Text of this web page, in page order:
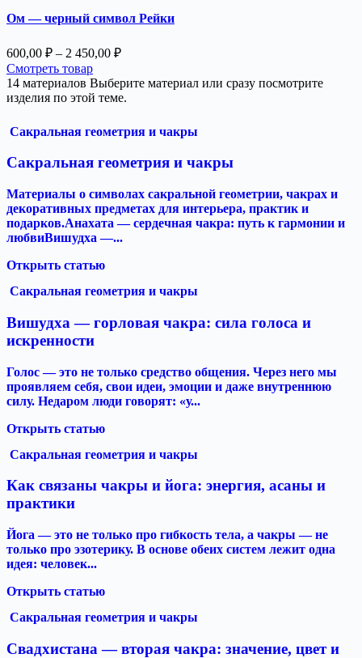
2
Ом — черный символ Рейки
600,00 ₽ – 2 450,00 ₽Диапазон
600,00 ₽
–
450,00 ₽
Смотреть товар
14 материалов Выберите материал или сразу посмотрите
изделия по этой теме.
Сакральная геометрия и чакры
Сакральная геометрия и чакры
Материалы о символах сакральной геометрии, чакрах и
декоративных предметах для интерьера, практик и
подарков.Анахата — сердечная чакра: путь к гармонии и
любвиВишудха —...
Открыть статью
Сакральная геометрия и чакры
Вишудха — горловая чакра: сила голоса и
искренности
Голос — это не только средство общения. Через него мы
проявляем себя, свои идеи, эмоции и даже внутреннюю
силу. Недаром люди говорят: «у...
Открыть статью
Сакральная геометрия и чакры
Как связаны чакры и йога: энергия, асаны и
практики
Йога — это не только про гибкость тела, а чакры — не
только про эзотерику. В основе обеих систем лежит одна
идея: человек...
Открыть статью
Сакральная геометрия и чакры
Свадхистана — вторая чакра: значение, цвет и